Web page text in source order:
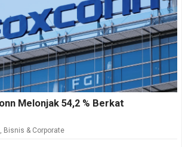
Melonjak 54,2 % Berkat
, Bisnis & Corporate